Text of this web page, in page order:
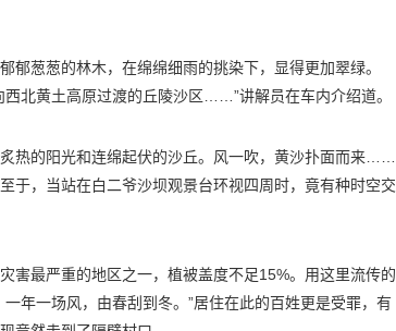
郁葱葱的林木，在绵绵细雨的挑染下，显得更加翠绿。
北黄土高原过渡的丘陵沙区……”讲解员在车内介绍道。
热的阳光和连绵起伏的沙丘。风一吹，黄沙扑面而来……
于，当站在白二爷沙坝观景台环视四周时，竟有种时空交
害最严重的地区之一，植被盖度不足15%。用这里流传的
年一场风，由春刮到冬。”居住在此的百姓更是受罪，有